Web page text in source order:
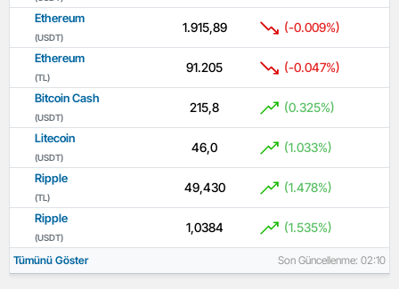
Ethereum
(USDT)
1.915,89 (-0.009%)
Ethereum
(TL)
91.205 (-0.047%)
Bitcoin Cash
(USDT)
215,8 (0.325%)
Litecoin
(USDT)
46,0 (1.033%)
Ripple
(TL)
49,430 (1.478%)
Ripple
(USDT)
1,0384 (1.535%)
Tümünü Göster Son Güncellenme: 02:10